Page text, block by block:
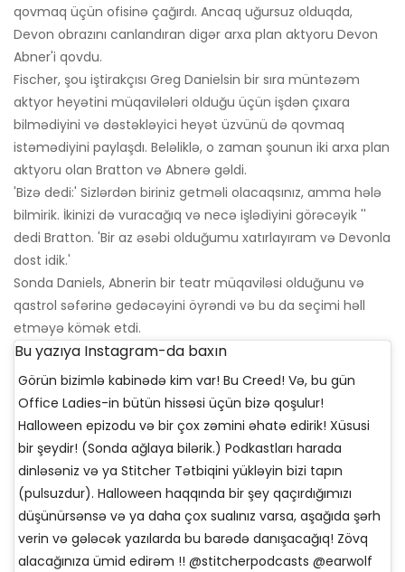
qovmaq üçün ofisinə çağırdı. Ancaq uğursuz olduqda,
Devon obrazını canlandıran digər arxa plan aktyoru Devon
Abner'i qovdu.
Fischer, şou iştirakçısı Greg Danielsin bir sıra müntəzəm
aktyor heyətini müqavilələri olduğu üçün işdən çıxara
bilmədiyini və dəstəkləyici heyət üzvünü də qovmaq
istəmədiyini paylaşdı. Beləliklə, o zaman şounun iki arxa plan
aktyoru olan Bratton və Abnerə gəldi.
'Bizə dedi:' Sizlərdən biriniz getməli olacaqsınız, amma hələ
bilmirik. İkinizi də vuracağıq və necə işlədiyini görəcəyik ''
dedi Bratton. 'Bir az əsəbi olduğumu xatırlayıram və Devonla
dost idik.'
Sonda Daniels, Abnerin bir teatr müqaviləsi olduğunu və
qastrol səfərinə gedəcəyini öyrəndi və bu da seçimi həll
etməyə kömək etdi.
Bu yazıya Instagram-da baxın
Görün bizimlə kabinədə kim var! Bu Creed! Və, bu gün
Office Ladies-in bütün hissəsi üçün bizə qoşulur!
Halloween epizodu və bir çox zəmini əhatə edirik! Xüsusi
bir şeydir! (Sonda ağlaya bilərik.) Podkastları harada
dinləsəniz və ya Stitcher Tətbiqini yükləyin bizi tapın
(pulsuzdur). Halloween haqqında bir şey qaçırdığımızı
düşünürsənsə və ya daha çox sualınız varsa, aşağıda şərh
verin və gələcək yazılarda bu barədə danışacağıq! Zövq
alacağınıza ümid edirəm !! @stitcherpodcasts @earwolf